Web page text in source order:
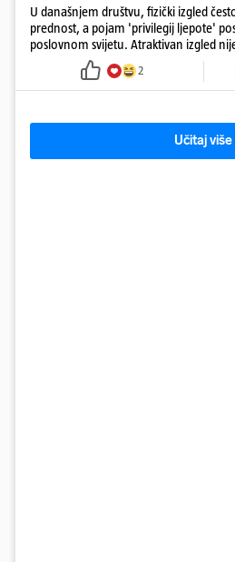
U današnjem društvu, fizički izgled
prednost, a pojam 'privilegij ljepote'
poslovnom svijetu. Atraktivan izgled
karakteristika
2
Učitaj više